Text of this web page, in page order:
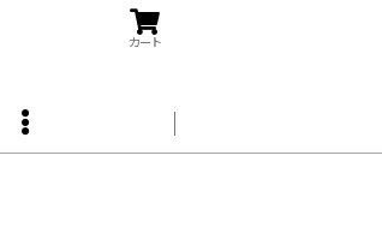
カート